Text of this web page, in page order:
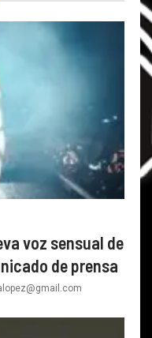
voz sensual de
de prensa